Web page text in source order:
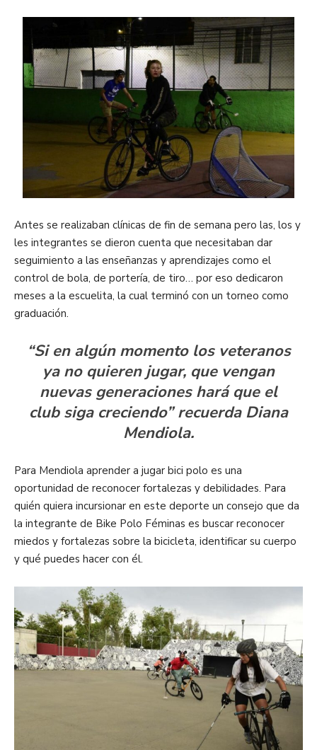
Antes se realizaban clínicas de fin de semana pero las, los y
les integrantes se dieron cuenta que necesitaban dar
seguimiento a las enseñanzas y aprendizajes como el
control de bola, de portería, de tiro… por eso dedicaron
meses a la escuelita, la cual terminó con un torneo como
graduación.
“Si en algún momento los veteranos
ya no quieren jugar, que vengan
nuevas generaciones hará que el
club siga creciendo” recuerda Diana
Mendiola.
Para Mendiola aprender a jugar bici polo es una
oportunidad de reconocer fortalezas y debilidades. Para
quién quiera incursionar en este deporte un consejo que da
la integrante de Bike Polo Féminas es buscar reconocer
miedos y fortalezas sobre la bicicleta, identificar su cuerpo
y qué puedes hacer con él.